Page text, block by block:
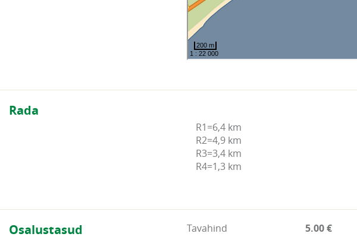
Rada
R1=6,4 km
R2=4,9 km
R3=3,4 km
R4=1,3 km
Osalustasud Tavahind
5.00 €